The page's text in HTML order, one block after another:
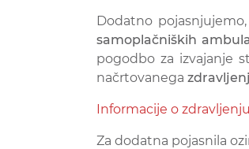
Dodatno
samoplačniških
pogodbo za izvajanje
načrtovanega
Informacije o
Za dodatna pojasnila